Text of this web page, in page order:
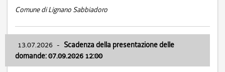
Comune di Lignano Sabbiadoro
13.07.2026 - Scadenza della presentazione delle
domande: 07.09.2026 12:00